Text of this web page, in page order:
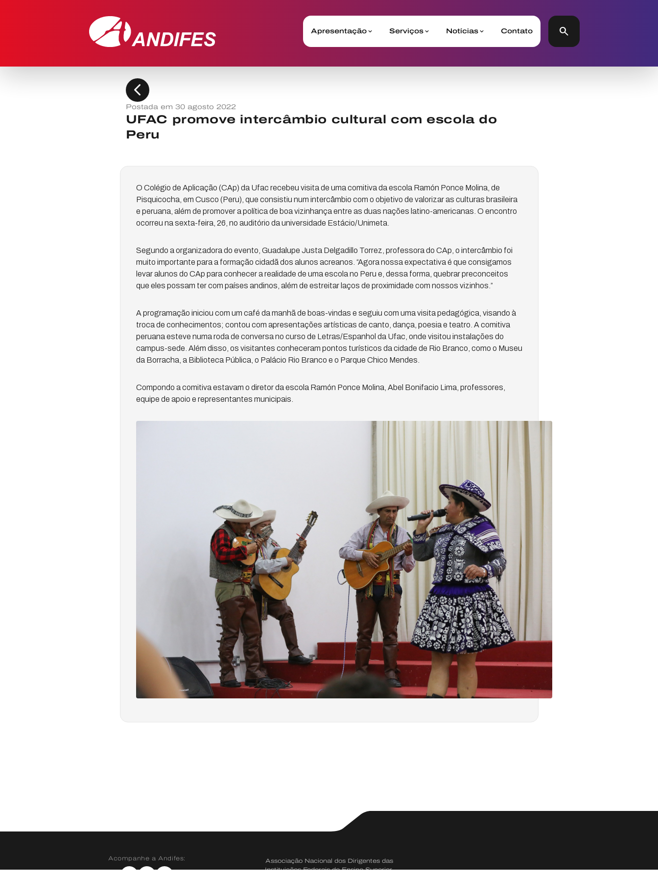
Apresentação Serviços Notícias Contato search
chevron_left
Postada em 30 agosto 2022
UFAC promove intercâmbio cultural com escola do
Peru
O Colégio de Aplicação (CAp) da Ufac recebeu visita de uma comitiva da escola Ramón Ponce Molina, de
Pisquicocha, em Cusco (Peru), que consistiu num intercâmbio com o objetivo de valorizar as culturas brasileira
e peruana, além de promover a política de boa vizinhança entre as duas nações latino-americanas. O encontro
ocorreu na sexta-feira, 26, no auditório da universidade Estácio/Unimeta.
Segundo a organizadora do evento, Guadalupe Justa Delgadillo Torrez, professora do CAp, o intercâmbio foi
muito importante para a formação cidadã dos alunos acreanos. “Agora nossa expectativa é que consigamos
levar alunos do CAp para conhecer a realidade de uma escola no Peru e, dessa forma, quebrar preconceitos
que eles possam ter com países andinos, além de estreitar laços de proximidade com nossos vizinhos.”
A programação iniciou com um café da manhã de boas-vindas e seguiu com uma visita pedagógica, visando à
troca de conhecimentos; contou com apresentações artísticas de canto, dança, poesia e teatro. A comitiva
peruana esteve numa roda de conversa no curso de Letras/Espanhol da Ufac, onde visitou instalações do
campus-sede. Além disso, os visitantes conheceram pontos turísticos da cidade de Rio Branco, como o Museu
da Borracha, a Biblioteca Pública, o Palácio Rio Branco e o Parque Chico Mendes.
Compondo a comitiva estavam o diretor da escola Ramón Ponce Molina, Abel Bonifacio Lima, professores,
equipe de apoio e representantes municipais.
Acompanhe a Andifes:
Associação Nacional dos Dirigentes das
Instituições Federais de Ensino Superior.